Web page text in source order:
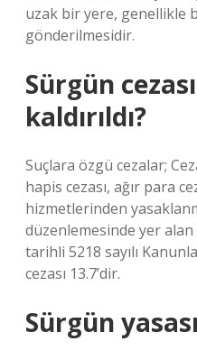
uzak bir yere, genellikle
gönderilmesidir.
Sürgün
kaldırıldı?
Suçlara özgü cezalar;
hapis cezası, ağır para
hizmetlerinden
düzenlemesinde yer alan
tarihli 5218 sayılı
cezası 13.7’dir.
Sürgün